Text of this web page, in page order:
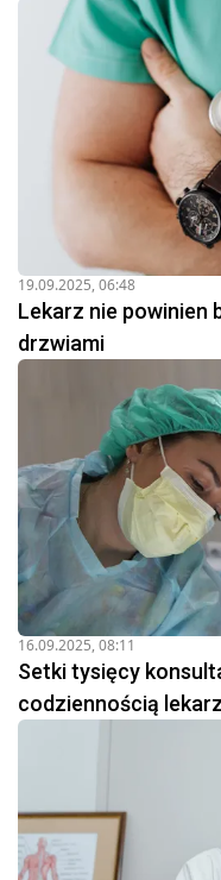
19.09.2025, 06:48
Lekarz nie powinien
drzwiami
16.09.2025, 08:11
Setki tysięcy
codziennością